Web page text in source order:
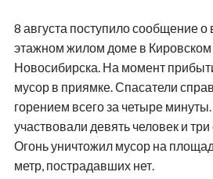
8 августа поступило сообщение о
этажном жилом доме в
Новосибирска. На момент
мусор в приямке. Спасатели
горением всего за четыре
участвовали девять человек и
Огонь уничтожил мусор на
метр, пострадавших нет.